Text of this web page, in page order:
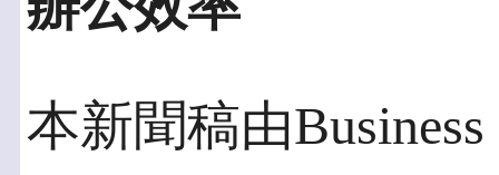
本新聞稿由